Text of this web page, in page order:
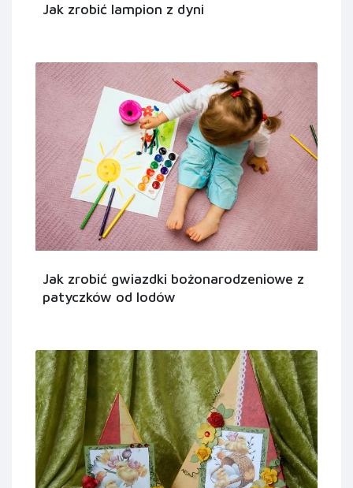
Jak zrobić lampion z dyni
Jak zrobić gwiazdki bożonarodzeniowe z
patyczków od lodów